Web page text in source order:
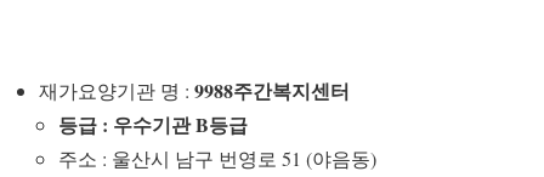
재가요양기관 명 : 9988주간복지센터
등급 : 우수기관 B등급
주소 : 울산시 남구 번영로 51 (야음동)